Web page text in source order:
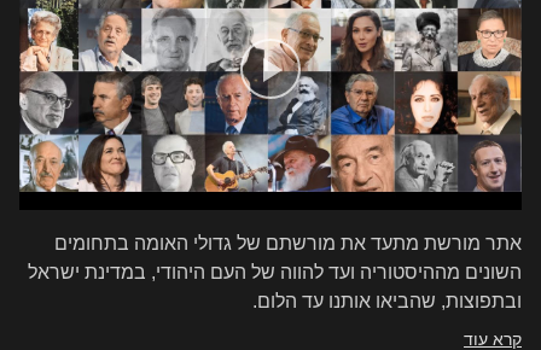
אתר מורשת מתעד את מורשתם של גדולי האומה בתחומים
השונים מההיסטוריה ועד להווה של העם היהודי, במדינת ישראל
ובתפוצות, שהביאו אותנו עד הלום.
קרא עוד